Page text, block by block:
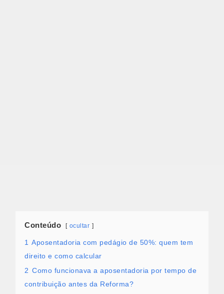
Conteúdo ocultar
1
Aposentadoria com pedágio de 50%: quem tem
direito e como calcular
2 Como funcionava a aposentadoria por tempo de
contribuição antes da Reforma?